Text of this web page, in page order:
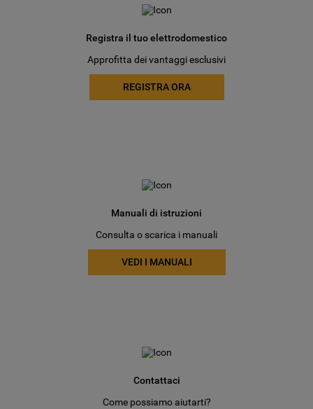
Registra il tuo elettrodomestico
Approfitta dei vantaggi esclusivi
REGISTRA ORA
Manuali di istruzioni
Consulta o scarica i manuali
VEDI I MANUALI
Contattaci
Come possiamo aiutarti?